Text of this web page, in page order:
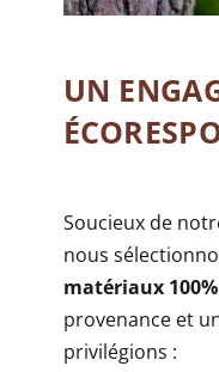
UN
Soucieux de
nous
matériaux
provenance et
privilégions :